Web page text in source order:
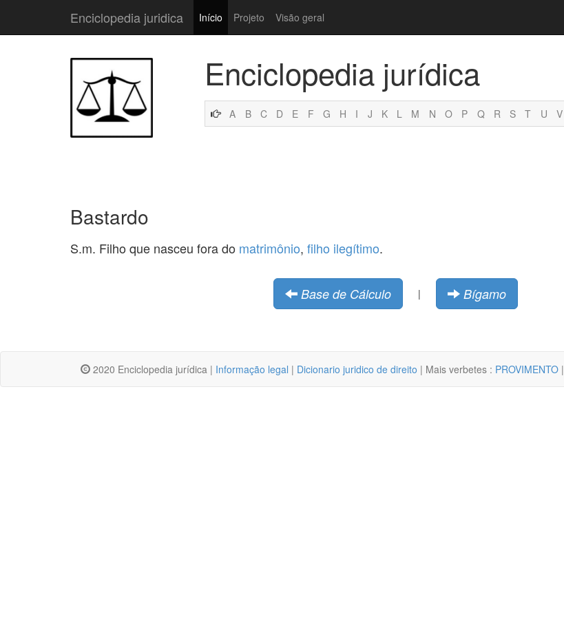
Enciclopedia juridica Início Projeto Visão geral
Enciclopedia jurídica
A B C D E F G H I J K L M N O P Q R S T U V
Bastardo
S.m. Filho que nasceu fora do matrimônio, filho ilegítimo.
Base de Cálculo | Bígamo
2020 Enciclopedia jurídica | Informação legal | Dicionario juridico de direito | Mais verbetes : PROVIMENTO |